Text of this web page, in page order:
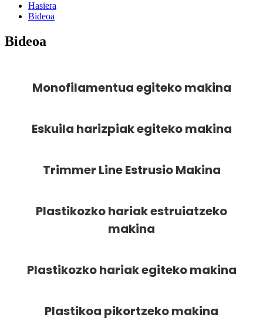
Hasiera
Bideoa
Bideoa
Monofilamentua egiteko makina
Eskuila harizpiak egiteko makina
Trimmer Line Estrusio Makina
Plastikozko hariak estruiatzeko
makina
Plastikozko hariak egiteko makina
Plastikoa pikortzeko makina